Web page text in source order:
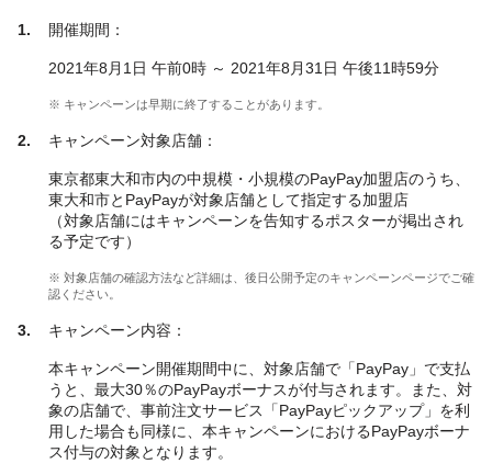
開催期間：
2021年8月1日 午前0時 ～ 2021年8月31日 午後11時59分
※ キャンペーンは早期に終了することがあります。
キャンペーン対象店舗：
東京都東大和市内の中規模・小規模のPayPay加盟店のうち、
東大和市とPayPayが対象店舗として指定する加盟店
（対象店舗にはキャンペーンを告知するポスターが掲出され
る予定です）
※ 対象店舗の確認方法など詳細は、後日公開予定のキャンペーンページでご確
認ください。
キャンペーン内容：
本キャンペーン開催期間中に、対象店舗で「PayPay」で支払
うと、最大30％のPayPayボーナスが付与されます。また、対
象の店舗で、事前注文サービス「PayPayピックアップ」を利
用した場合も同様に、本キャンペーンにおけるPayPayボーナ
ス付与の対象となります。